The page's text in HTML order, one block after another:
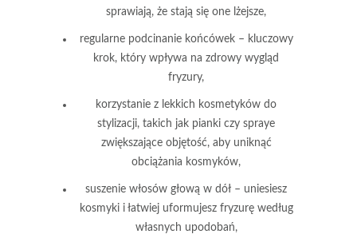
sprawiają, że stają się one lżejsze,
regularne podcinanie końcówek– kluczowy
krok, który wpływa na zdrowy wygląd
fryzury,
korzystanie z lekkich kosmetyków do
stylizacji, takich jak pianki czy spraye
zwiększające objętość, aby uniknąć
obciążania kosmyków,
suszenie włosów głową w dół – uniesiesz
kosmyki i łatwiej uformujesz fryzurę według
własnych upodobań,